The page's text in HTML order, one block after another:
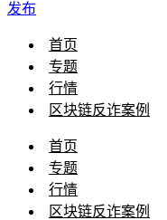
发布
首页
专题
行情
区块链反诈案例
首页
专题
行情
区块链反诈案例